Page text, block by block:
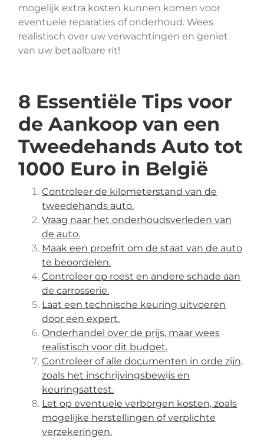
mogelijk extra kosten kunnen komen voor
eventuele reparaties of onderhoud. Wees
realistisch over uw verwachtingen en geniet
van uw betaalbare rit!
8 Essentiële Tips voor
de Aankoop van een
Tweedehands Auto tot
1000 Euro in België
Controleer de kilometerstand van de
tweedehands auto.
Vraag naar het onderhoudsverleden van
de auto.
Maak een proefrit om de staat van de auto
te beoordelen.
Controleer op roest en andere schade aan
de carrosserie.
Laat een technische keuring uitvoeren
door een expert.
Onderhandel over de prijs, maar wees
realistisch voor dit budget.
Controleer of alle documenten in orde zijn,
zoals het inschrijvingsbewijs en
keuringsattest.
Let op eventuele verborgen kosten, zoals
mogelijke herstellingen of verplichte
verzekeringen.